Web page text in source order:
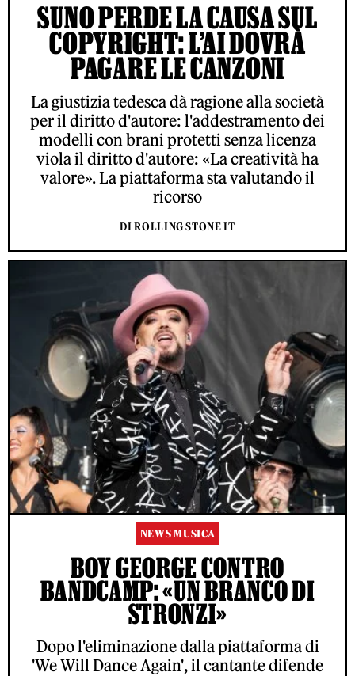
SUNO PERDE LA CAUSA SUL
COPYRIGHT: L’AI DOVRÀ
PAGARE LE CANZONI
La giustizia tedesca dà ragione alla società
per il diritto d'autore: l'addestramento dei
modelli con brani protetti senza licenza
viola il diritto d'autore: «La creatività ha
valore». La piattaforma sta valutando il
ricorso
DI ROLLING STONE IT
NEWS MUSICA
BOY GEORGE CONTRO
BANDCAMP: «UN BRANCO DI
STRONZI»
Dopo l'eliminazione dalla piattaforma di
'We Will Dance Again', il cantante difende